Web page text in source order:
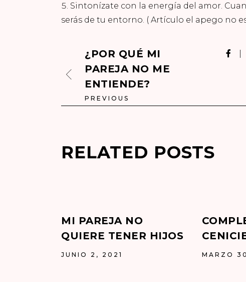
Sintonízate con la energía del amor.
serás de tu entorno. ( Artículo el apego no
¿POR QUÉ MI
PAREJA NO ME
ENTIENDE?
PREVIOUS
RELATED POSTS
MI PAREJA NO
QUIERE TENER HIJOS
JUNIO 2, 2021 MARZO